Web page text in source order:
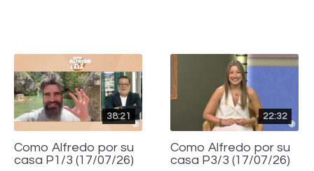
38:21
Como Alfredo por su
casa P1/3 (17/07/26)
22:32
Como Alfredo por su
casa P3/3 (17/07/26)